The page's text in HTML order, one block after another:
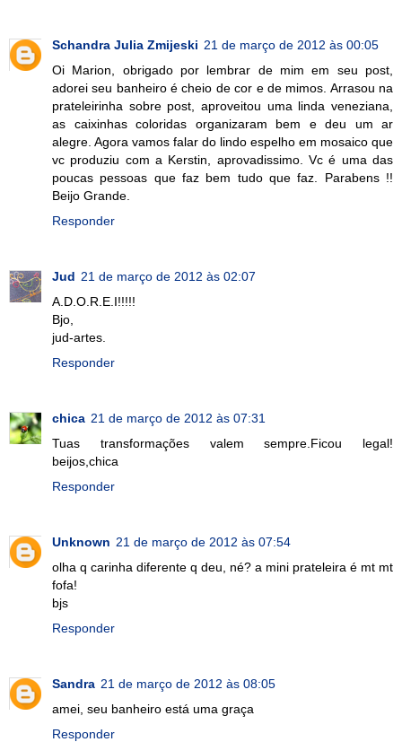
Schandra Julia Zmijeski 21 de março de 2012 às 00:05
Oi Marion, obrigado por lembrar de mim em seu post,
adorei seu banheiro é cheio de cor e de mimos. Arrasou na
prateleirinha sobre post, aproveitou uma linda veneziana,
as caixinhas coloridas organizaram bem e deu um ar
alegre. Agora vamos falar do lindo espelho em mosaico que
vc produziu com a Kerstin, aprovadissimo. Vc é uma das
poucas pessoas que faz bem tudo que faz. Parabens !!
Beijo Grande.
Responder
Jud 21 de março de 2012 às 02:07
A.D.O.R.E.I!!!!!
Bjo,
jud-artes.
Responder
chica 21 de março de 2012 às 07:31
Tuas transformações valem sempre.Ficou legal!
beijos,chica
Responder
Unknown 21 de março de 2012 às 07:54
olha q carinha diferente q deu, né? a mini prateleira é mt mt
fofa!
bjs
Responder
Sandra 21 de março de 2012 às 08:05
amei, seu banheiro está uma graça
Responder